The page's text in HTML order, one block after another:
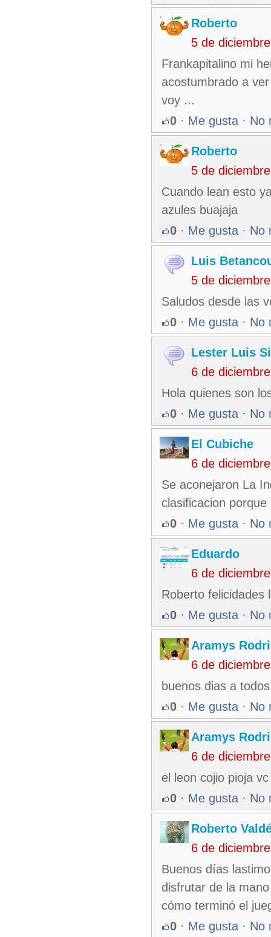
Roberto
5 de
Frankapitalino mi
acostumbrado a
voy ...
0 · Me gusta · No
Roberto
5 de
Cuando lean esto
azules buajaja
0 · Me gusta · No
Luis
5 de
Saludos desde las
0 · Me gusta · No
Lester Luis
6 de
Hola quienes son
0 · Me gusta · No
El Cubiche
6 de
Se aconejaron La
clasificacion
0 · Me gusta · No
Eduardo
6 de
Roberto felicidades
0 · Me gusta · No
Aramys
6 de
buenos dias a todos
0 · Me gusta · No
Aramys
6 de
el leon cojio pioja
0 · Me gusta · No
Roberto
6 de
Buenos días
disfrutar de la
cómo terminó el
0 · Me gusta · No